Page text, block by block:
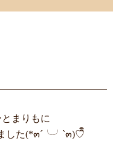
まりもに
ました(*๓´╰╯`๓)♡ิิ